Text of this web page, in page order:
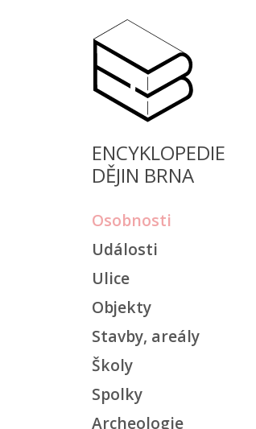
ENCYKLOPEDIE
DĚJIN BRNA
Osobnosti
Události
Ulice
Objekty
Stavby, areály
Školy
Spolky
Archeologie